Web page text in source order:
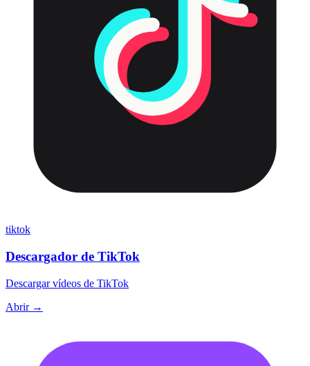
tiktok
Descargador de TikTok
Descargar vídeos de TikTok
Abrir →